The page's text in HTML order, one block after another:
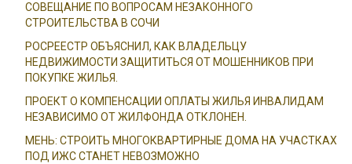
СОВЕЩАНИЕ ПО ВОПРОСАМ НЕЗАКОННОГО
СТРОИТЕЛЬСТВА В СОЧИ
РОСРЕЕСТР ОБЪЯСНИЛ, КАК ВЛАДЕЛЬЦУ
НЕДВИЖИМОСТИ ЗАЩИТИТЬСЯ ОТ МОШЕННИКОВ ПРИ
ПОКУПКЕ ЖИЛЬЯ.
ПРОЕКТ О КОМПЕНСАЦИИ ОПЛАТЫ ЖИЛЬЯ ИНВАЛИДАМ
НЕЗАВИСИМО ОТ ЖИЛФОНДА ОТКЛОНЕН.
МЕНЬ: СТРОИТЬ МНОГОКВАРТИРНЫЕ ДОМА НА УЧАСТКАХ
ПОД ИЖС СТАНЕТ НЕВОЗМОЖНО